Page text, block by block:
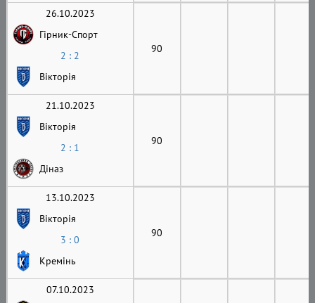
26.10.2023
Гірник-Cпорт
2 : 2
Вікторія
90
21.10.2023
Вікторія
2 : 1
Діназ
90
13.10.2023
Вікторія
3 : 0
Кремінь
90
07.10.2023